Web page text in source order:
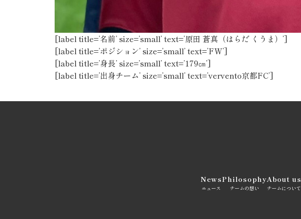
[label title=’名前’ size=’small’ text=’原田 蒼真（はらだ くうま）’]
[label title=’ポジション’ size=’small’ text=’FW’]
[label title=’身長’ size=’small’ text=’179㎝’]
[label title=’出身チーム’ size=’small’ text=’vervento京都FC’]
ニュース
News
チームの想い
Philosophy
チームについて
About us